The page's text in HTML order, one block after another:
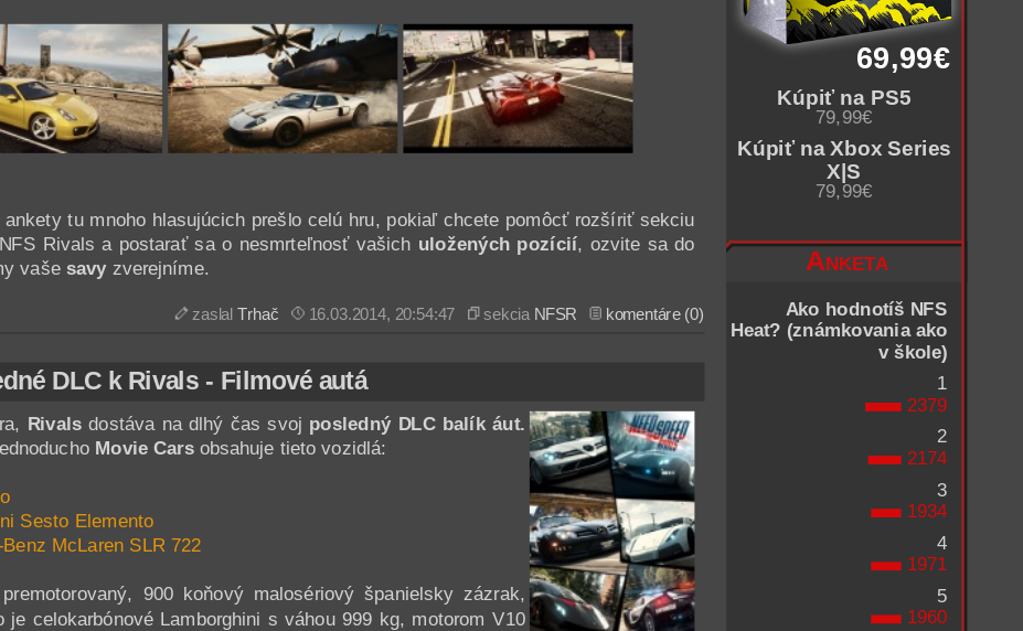
69,99€
Kúpiť na PS5
79,99€
Kúpiť na Xbox Series
X|S
79,99€
Anketa
Ako hodnotíš NFS
Heat? (známkovania ako
v škole)
1
2379
2
2174
3
1934
4
1971
5
1960
ankety tu mnoho hlasujúcich prešlo celú hru, pokiaľ chcete pomôcť rozšíriť sekciu
Rivals a postarať sa o nesmrteľnosť vašich uložených pozícií, ozvite sa do
vaše savyzverejníme.
zaslal Trhač 16.03.2014, 20:54:47 sekcia NFSR komentáre (0)
DLC k Rivals - Filmové autá
Rivalsdostáva na dlhý čas svoj posledný DLC balík áut.
Movie Carsobsahuje tieto vozidlá:
Sesto Elemento
McLaren SLR 722
900 koňový malosériový španielsky zázrak,
je celokarbónové Lamborghini s váhou 999 kg, motorom V10